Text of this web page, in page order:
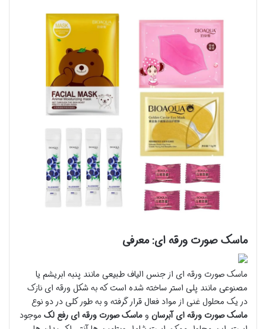
ماسک صورت ورقه ای: معرفی
ماسک صورت ورقه ای از جنس الیاف طبیعی مانند پنبه ابریشم یا
مصنوعی مانند پلی استر ساخته شده است که به شکل ورقه ای نازک
در یک محلول غنی از مواد فعال قرار گرفته و به طور کلی در دو نوع
ماسک صورت ورقه ای آبرسان وماسک صورت ورقه ای رفع لک موجود